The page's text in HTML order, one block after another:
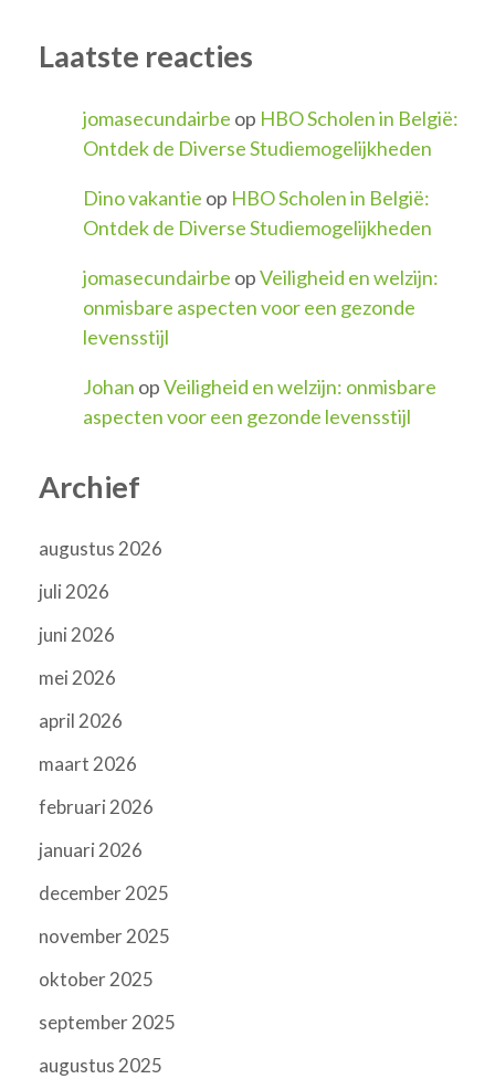
Laatste reacties
jomasecundairbe op HBO Scholen in België:
Ontdek de Diverse Studiemogelijkheden
Dino vakantie op HBO Scholen in België:
Ontdek de Diverse Studiemogelijkheden
jomasecundairbe opVeiligheid en welzijn:
onmisbare aspecten voor een gezonde
levensstijl
Johan opVeiligheid en welzijn: onmisbare
aspecten voor een gezonde levensstijl
Archief
augustus 2026
juli 2026
juni 2026
mei 2026
april 2026
maart 2026
februari 2026
januari 2026
december 2025
november 2025
oktober 2025
september 2025
augustus 2025